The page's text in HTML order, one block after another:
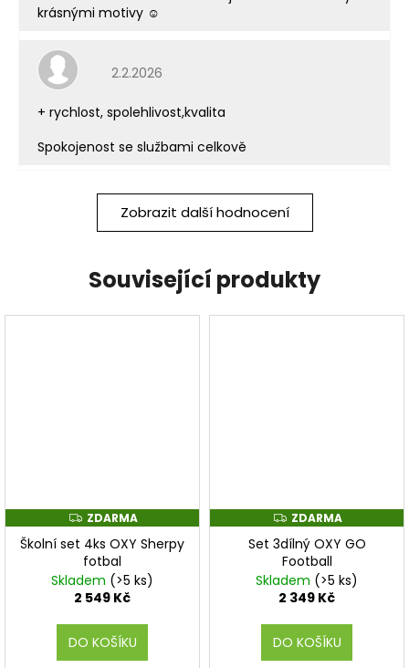
krásnými motivy ☺️
Hodnocení obchodu je 5 z 5 hvězdiček.
2.2.2026
+ rychlost, spolehlivost,kvalita
Spokojenost se službami celkově
Zobrazit další hodnocení
Související produkty
Z
D
A
R
M
A
ZDARMA
Školní set 4ks OXY Sherpy
fotbal
Skladem (>5 ks)
2 549 Kč
DO KOŠÍKU
Z
D
A
R
M
A
ZDARMA
Set 3dílný OXY GO
Football
Skladem (>5 ks)
2 349 Kč
DO KOŠÍKU